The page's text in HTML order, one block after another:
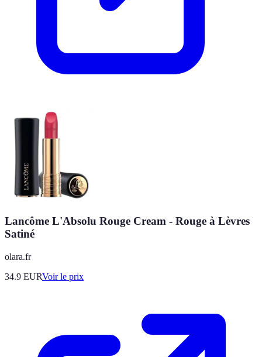
Lancôme L'Absolu Rouge Cream - Rouge à Lèvres
Satiné
olara.fr
34.9 EURVoir le prix